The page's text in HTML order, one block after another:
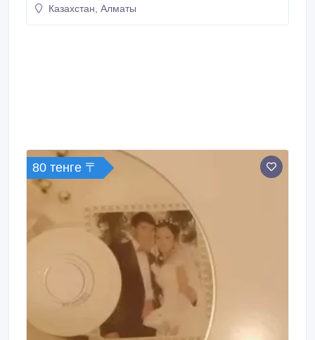
Казахстан, Алматы
80 тенге 〒